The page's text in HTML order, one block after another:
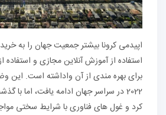
اپیدمی کرونا بیشتر جمعیت جهان را به خرید
استفاده از آموزش آنلاین مجازی و استفاده
برای بهره مندی از آن واداشته است. این
2022 در سراسر جهان ادامه یافت، اما با
کرد و غول های فناوری با شرایط سختی